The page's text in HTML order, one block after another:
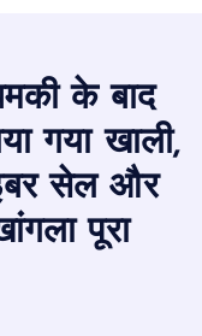
के बाद
गया खाली,
सेल और
पूरा